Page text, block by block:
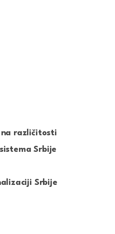
na različitosti
Srbije
Srbije